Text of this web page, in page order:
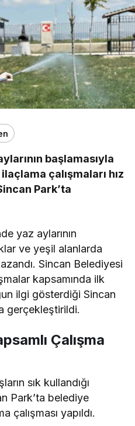
başlamasıyla
çalışmaları hız
Park’ta
yaz aylarının
ve yeşil alanlarda
Sincan Belediyesi
kapsamında ilk
ilgi gösterdiği Sincan
gerçekleştirildi.
Çalışma
sık kullandığı
Park’ta belediye
çalışması yapıldı.